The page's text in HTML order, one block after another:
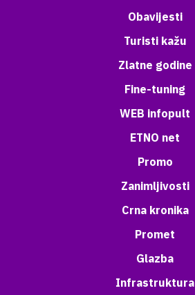
Obavijesti
Turisti kažu
Zlatne godine
Fine-tuning
WEB infopult
ETNO net
Promo
Zanimljivosti
Crna kronika
Promet
Glazba
Infrastruktura